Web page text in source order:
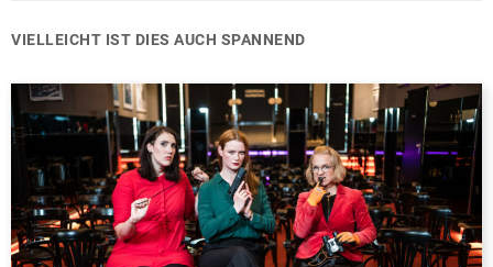
VIELLEICHT IST DIES AUCH SPANNEND